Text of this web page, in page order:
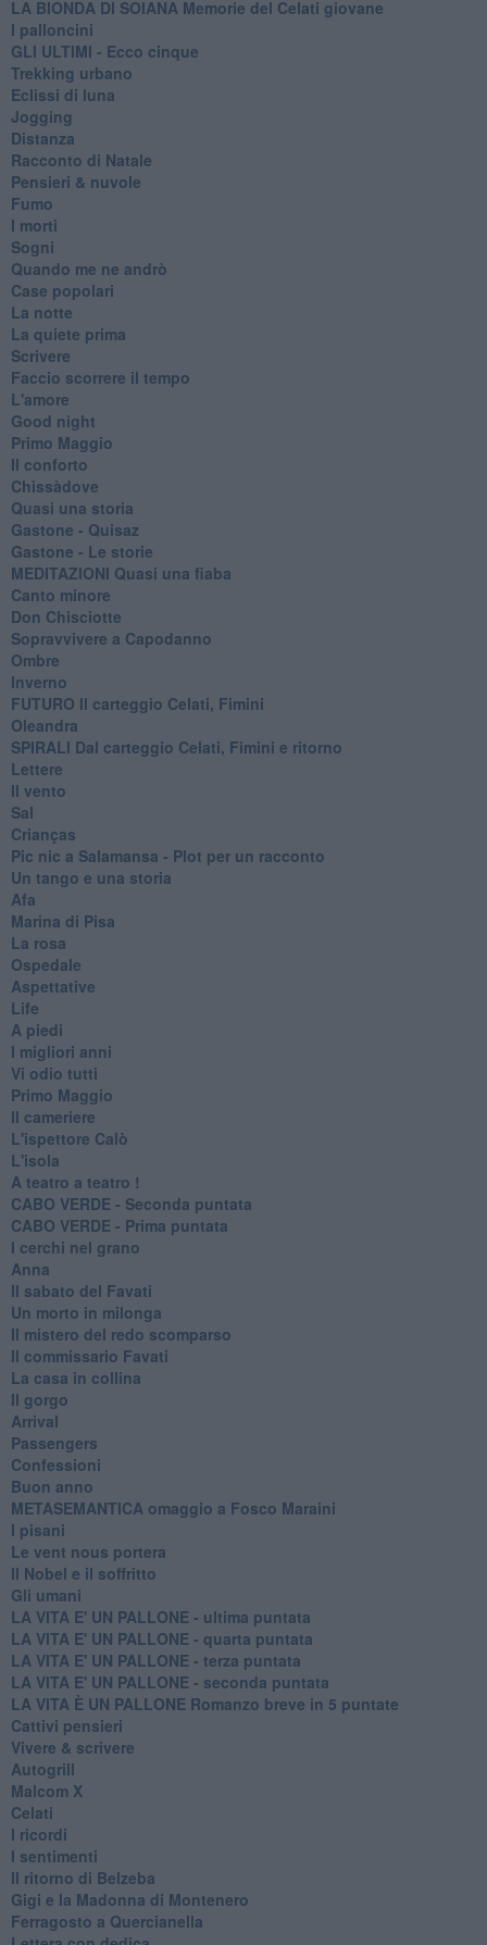
LA BIONDA DI SOIANA Memorie del Celati giovane
I palloncini
GLI ULTIMI - Ecco cinque
Trekking urbano
Eclissi di luna
Jogging
Distanza
Racconto di Natale
Pensieri & nuvole
Fumo
I morti
Sogni
Quando me ne andrò
Case popolari
La notte
La quiete prima
Scrivere
Faccio scorrere il tempo
L'amore
Good night
Primo Maggio
Il conforto
Chissàdove
Quasi una storia
Gastone - Quisaz
Gastone - Le storie
MEDITAZIONI Quasi una fiaba
Canto minore
Don Chisciotte
Sopravvivere a Capodanno
Ombre
Inverno
FUTURO Il carteggio Celati, Fimini
Oleandra
SPIRALI Dal carteggio Celati, Fimini e ritorno
Lettere
Il vento
Sal
Crianças
Pic nic a Salamansa - Plot per un racconto
Un tango e una storia
Afa
Marina di Pisa
La rosa
Ospedale
Aspettative
Life
A piedi
I migliori anni
Vi odio tutti
Primo Maggio
Il cameriere
L'ispettore Calò
L'isola
A teatro a teatro !
CABO VERDE - Seconda puntata
CABO VERDE - Prima puntata
I cerchi nel grano
Anna
Il sabato del Favati
Un morto in milonga
Il mistero del redo scomparso
Il commissario Favati
La casa in collina
Il gorgo
Arrival
Passengers
Confessioni
Buon anno
METASEMANTICA omaggio a Fosco Maraini
I pisani
Le vent nous portera
Il Nobel e il soffritto
Gli umani
LA VITA E' UN PALLONE - ultima puntata
LA VITA E' UN PALLONE - quarta puntata
LA VITA E' UN PALLONE - terza puntata
LA VITA E' UN PALLONE - seconda puntata
LA VITA È UN PALLONE Romanzo breve in 5 puntate
Cattivi pensieri
Vivere & scrivere
Autogrill
Malcom X
Celati
I ricordi
I sentimenti
Il ritorno di Belzeba
Gigi e la Madonna di Montenero
Ferragosto a Quercianella